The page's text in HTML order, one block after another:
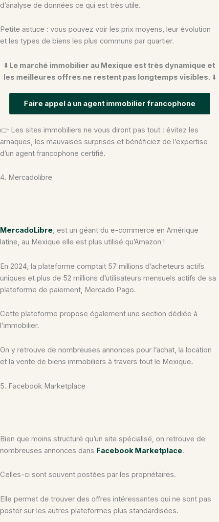
d’analyse de données ce qui est très utile.
Petite astuce : vous pouvez voir les prix moyens, leur évolution
et les types de biens les plus communs par quartier.
⬇️ Le marché immobilier au Mexique est très dynamique et
les meilleures offres ne restent pas longtemps visibles. ⬇️
Faire appel à un agent immobilier francophone
👉 Les sites immobiliers ne vous diront pas tout : évitez les
arnaques, les mauvaises surprises et bénéficiez de l’expertise
d’un agent francophone certifié.
4. Mercadolibre
MercadoLibre, est un géant du e-commerce en Amérique
latine, au Mexique elle est plus utilisé qu’Amazon !
En 2024, la plateforme comptait 57 millions d’acheteurs actifs
uniques et plus de 52 millions d’utilisateurs mensuels actifs de sa
plateforme de paiement, Mercado Pago.
Cette plateforme propose également une section dédiée à
l’immobilier.
On y retrouve de nombreuses annonces pour l’achat, la location
et la vente de biens immobiliers à travers tout le Mexique.
5. Facebook Marketplace
Bien que moins structuré qu’un site spécialisé, on retrouve de
nombreuses annonces dans Facebook Marketplace.
Celles-ci sont souvent postées par les propriétaires.
Elle permet de trouver des offres intéressantes qui ne sont pas
poster sur les autres plateformes plus standardisées.